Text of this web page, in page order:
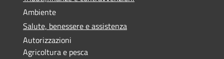
Ambiente
Salute, benessere e assistenza
Autorizzazioni
Agricoltura e pesca